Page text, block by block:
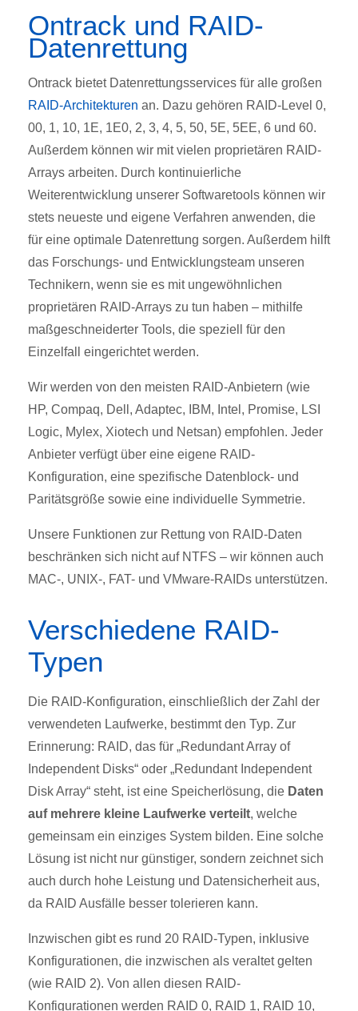
Ontrack und RAID-
Datenrettung
Ontrack bietet Datenrettungsservices für alle großen
RAID-Architekturen an. Dazu gehören RAID-Level 0,
00, 1, 10, 1E, 1E0, 2, 3, 4, 5, 50, 5E, 5EE, 6 und 60.
Außerdem können wir mit vielen proprietären RAID-
Arrays arbeiten. Durch kontinuierliche
Weiterentwicklung unserer Softwaretools können wir
stets neueste und eigene Verfahren anwenden, die
für eine optimale Datenrettung sorgen. Außerdem hilft
das Forschungs- und Entwicklungsteam unseren
Technikern, wenn sie es mit ungewöhnlichen
proprietären RAID-Arrays zu tun haben – mithilfe
maßgeschneiderter Tools, die speziell für den
Einzelfall eingerichtet werden.
Wir werden von den meisten RAID-Anbietern (wie
HP, Compaq, Dell, Adaptec, IBM, Intel, Promise, LSI
Logic, Mylex, Xiotech und Netsan) empfohlen. Jeder
Anbieter verfügt über eine eigene RAID-
Konfiguration, eine spezifische Datenblock- und
Paritätsgröße sowie eine individuelle Symmetrie.
Unsere Funktionen zur Rettung von RAID-Daten
beschränken sich nicht auf NTFS – wir können auch
MAC-, UNIX-, FAT- und VMware-RAIDs unterstützen.
Verschiedene RAID-
Typen
Die RAID-Konfiguration, einschließlich der Zahl der
verwendeten Laufwerke, bestimmt den Typ. Zur
Erinnerung: RAID, das für „Redundant Array of
Independent Disks“ oder „Redundant Independent
Disk Array“ steht, ist eine Speicherlösung, die Daten
auf mehrere kleine Laufwerke verteilt, welche
gemeinsam ein einziges System bilden. Eine solche
Lösung ist nicht nur günstiger, sondern zeichnet sich
auch durch hohe Leistung und Datensicherheit aus,
da RAID Ausfälle besser tolerieren kann.
Inzwischen gibt es rund 20 RAID-Typen, inklusive
Konfigurationen, die inzwischen als veraltet gelten
(wie RAID 2). Von allen diesen RAID-
Konfigurationen werden RAID 0, RAID 1, RAID 10,